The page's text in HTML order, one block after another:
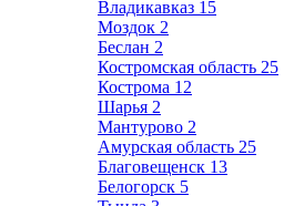
Владикавказ 15
Моздок 2
Беслан 2
Костромская область 25
Кострома 12
Шарья 2
Мантурово 2
Амурская область 25
Благовещенск 13
Белогорск 5